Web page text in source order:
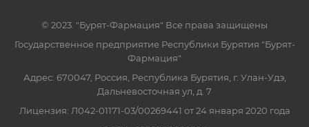
© 2023. "Бурят-Фармация" Все права защищены
Государственное предприятие Республики Бурятия "Бурят-
Фармация"
Адрес: 670047, Россия, Республика Бурятия, г. Улан-Удэ,
Дальневосточная ул, д. 7
Лицензия: Л042-01171-03/00269441 от 24 января 2020 года